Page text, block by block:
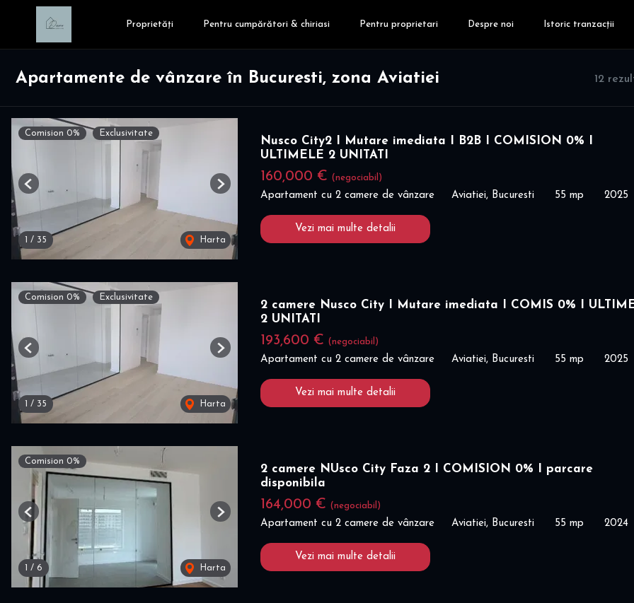
Proprietăți Pentru cumpărători & chiriasi Pentru proprietari Despre noi Istoric tranzacții
12
Apartamente de vânzare în Bucuresti, zona Aviatiei
Comision 0% Exclusivitate
1 / 35 Harta
Previous Next
Nusco City2 I Mutare imediata I B2B I COMISION 0% I
ULTIMELE 2 UNITATI
160,000 € (negociabil)
Apartament cu 2 camere de vânzare Aviatiei, Bucuresti 55 mp 2025
Vezi mai multe detalii
Comision 0% Exclusivitate
1 / 35 Harta
Previous Next
2 camere Nusco City I Mutare imediata I COMIS 0% I
2 UNITATI
193,600 € (negociabil)
Apartament cu 2 camere de vânzare Aviatiei, Bucuresti 55 mp 2025
Vezi mai multe detalii
Comision 0%
1 / 6 Harta
Previous Next
2 camere NUsco City Faza 2 I COMISION 0% I parcare
disponibila
164,000 € (negociabil)
Apartament cu 2 camere de vânzare Aviatiei, Bucuresti 55 mp 2024
Vezi mai multe detalii